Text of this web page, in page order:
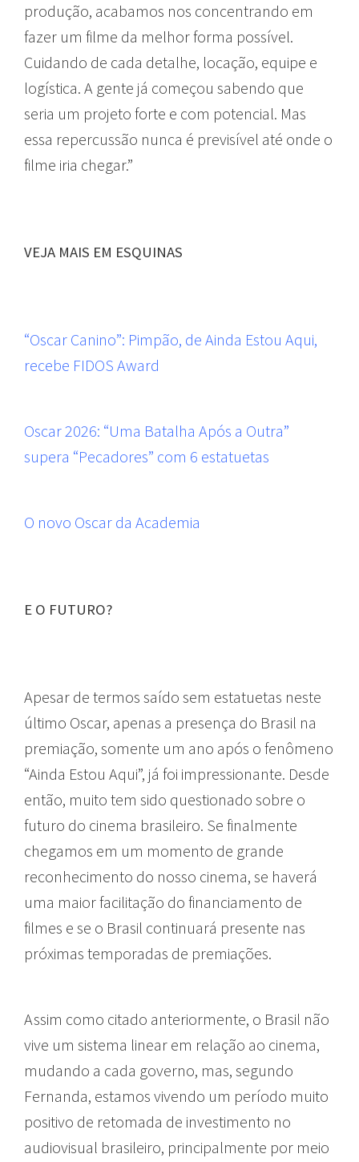
produção, acabamos nos concentrando em
fazer um filme da melhor forma possível.
Cuidando de cada detalhe, locação, equipe e
logística. A gente já começou sabendo que
seria um projeto forte e com potencial. Mas
essa repercussão nunca é previsível até onde o
filme iria chegar.”
VEJA MAIS EM ESQUINAS
“Oscar Canino”: Pimpão, de Ainda Estou Aqui,
recebe FIDOS Award
Oscar 2026: “Uma Batalha Após a Outra”
supera “Pecadores” com 6 estatuetas
O novo Oscar da Academia
E O FUTURO?
Apesar de termos saído sem estatuetas neste
último Oscar, apenas a presença do Brasil na
premiação, somente um ano após o fenômeno
“Ainda Estou Aqui”, já foi impressionante. Desde
então, muito tem sido questionado sobre o
futuro do cinema brasileiro. Se finalmente
chegamos em um momento de grande
reconhecimento do nosso cinema, se haverá
uma maior facilitação do financiamento de
filmes e se o Brasil continuará presente nas
próximas temporadas de premiações.
Assim como citado anteriormente, o Brasil não
vive um sistema linear em relação ao cinema,
mudando a cada governo, mas, segundo
Fernanda, estamos vivendo um período muito
positivo de retomada de investimento no
audiovisual brasileiro, principalmente por meio